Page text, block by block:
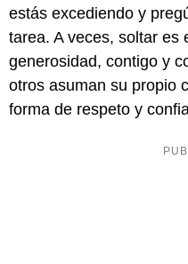
estás excediendo y
tarea. A veces, soltar es
generosidad, contigo y
otros asuman su propio
forma de respeto y